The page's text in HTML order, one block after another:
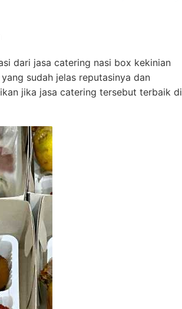
dari jasa catering nasi box kekinian
sudah jelas reputasinya dan
jika jasa catering tersebut terbaik di